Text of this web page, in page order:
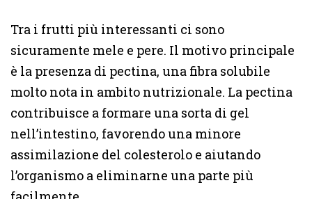
Tra i frutti più interessanti ci sono
sicuramente mele e pere. Il motivo principale
è la presenza di pectina, una fibra solubile
molto nota in ambito nutrizionale. La pectina
contribuisce a formare una sorta di gel
nell’intestino, favorendo una minore
assimilazione del colesterolo e aiutando
l’organismo a eliminarne una parte più